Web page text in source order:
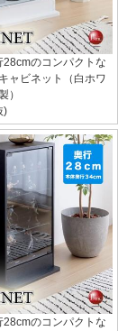
のコンパクトな
ャビネット（白ホワ
）
)
のコンパクトな